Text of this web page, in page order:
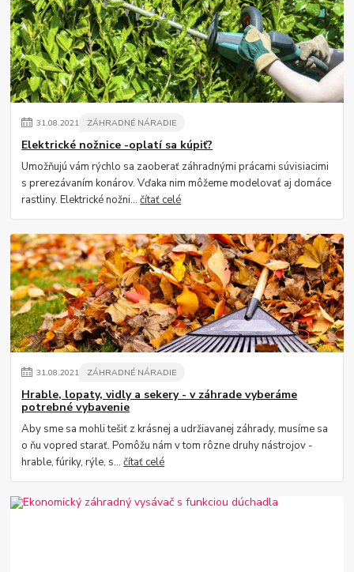
31.08.2021 ZÁHRADNÉ NÁRADIE
Elektrické nožnice -oplatí sa kúpiť?
Umožňujú vám rýchlo sa zaoberať záhradnými prácami súvisiacimi
s prerezávaním konárov. Vďaka nim môžeme modelovať aj domáce
rastliny. Elektrické nožni...čítať celé
31.08.2021 ZÁHRADNÉ NÁRADIE
Hrable, lopaty, vidly a sekery - v záhrade vyberáme
potrebné vybavenie
Aby sme sa mohli tešiť z krásnej a udržiavanej záhrady, musíme sa
o ňu vopred starať. Pomôžu nám v tom rôzne druhy nástrojov -
hrable, fúriky, rýle, s...čítať celé